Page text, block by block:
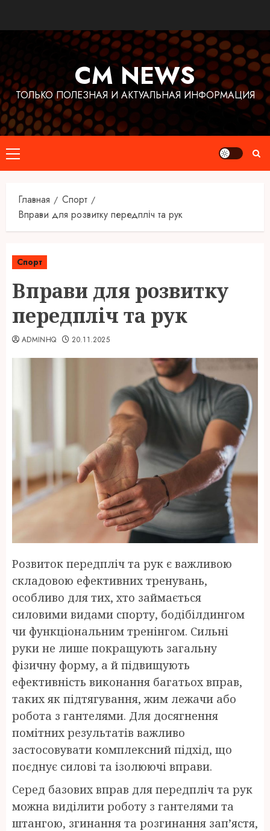
содержимому
CM NEWS
ТОЛЬКО ПОЛЕЗНАЯ И АКТУАЛЬНАЯ ИНФОРМАЦИЯ
Основное
меню
Главная
Спорт
Вправи для розвитку передпліч та рук
Спорт
Вправи для розвитку
передпліч та рук
ADMINHQ 20.11.2025
Розвиток передпліч та рук є важливою
складовою ефективних тренувань,
особливо для тих, хто займається
силовими видами спорту, бодібілдингом
чи функціональним тренінгом. Сильні
руки не лише покращують загальну
фізичну форму, а й підвищують
ефективність виконання багатьох вправ,
таких як підтягування, жим лежачи або
робота з гантелями. Для досягнення
помітних результатів важливо
застосовувати комплексний підхід, що
поєднує силові та ізолюючі вправи.
Серед базових вправ для передпліч та рук
можна виділити роботу з гантелями та
штангою, згинання та розгинання зап’ястя,